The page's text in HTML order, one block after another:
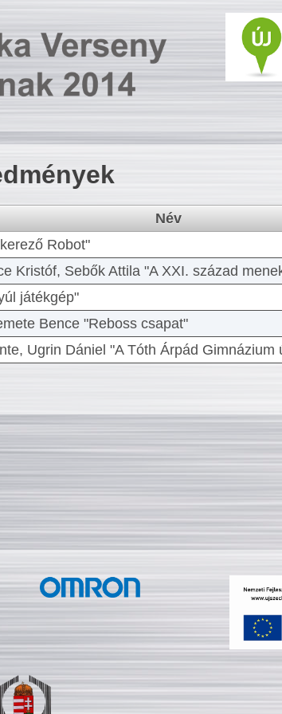
Név
Robot"
Kristóf, Sebők Attila "A XXI. század
játékgép"
Bence "Reboss csapat"
Ugrin Dániel "A Tóth Árpád Gimnázium